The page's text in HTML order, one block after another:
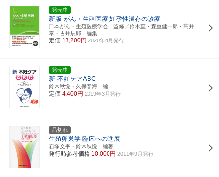
発売中
新版 がん・生殖医療 妊孕性温存の診療
日本がん・生殖医療学会 監修／鈴木直・森重健一郎・髙井
泰・古井辰郎 編集
定価 13,200円 2020年4月発行
発売中
新 不妊ケアABC
鈴木秋悦・久保春海 編
定価 4,400円 2019年3月発行
品切れ
生殖卵巣学 臨床への進展
石塚文平・鈴木秋悦 編著
発行時参考価格 10,000円 2011年9月発行